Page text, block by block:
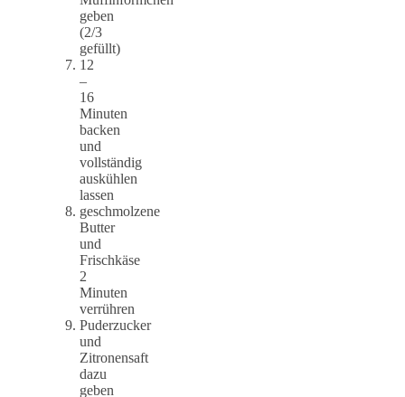
geben
(2/3
gefüllt)
12
–
16
Minuten
backen
und
vollständig
auskühlen
lassen
geschmolzene
Butter
und
Frischkäse
2
Minuten
verrühren
Puderzucker
und
Zitronensaft
dazu
geben